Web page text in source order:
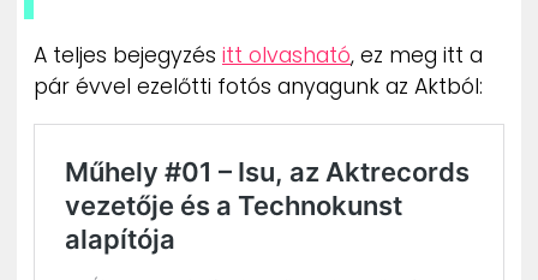
A teljes bejegyzés itt olvasható, ez meg itt a
pár évvel ezelőtti fotós anyagunk az Aktból: